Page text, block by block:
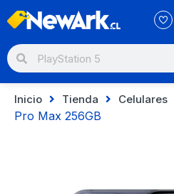
Inicio Tienda Celulares
Pro Max 256GB